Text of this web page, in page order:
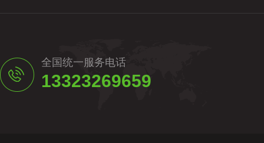
全国统一服务电话
13323269659